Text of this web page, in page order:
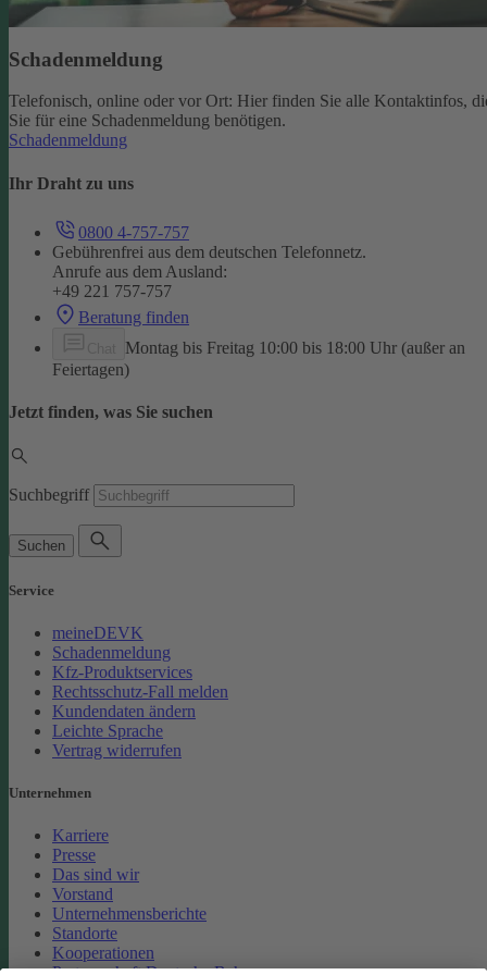
Schadenmeldung
Telefonisch, online oder vor Ort: Hier finden Sie alle Kontaktinfos,
Sie für eine Schadenmeldung benötigen.
Schadenmeldung
Ihr Draht zu uns
0800 4-757-757
Gebührenfrei aus dem deutschen Telefonnetz.
Anrufe aus dem Ausland:
+49 221 757-757
Beratung finden
Montag bis Freitag 10:00 bis 18:00 Uhr (außer an
Feiertagen)
Jetzt finden, was Sie suchen
Suchbegriff
Suchen
Service
meineDEVK
Schadenmeldung
Kfz-Produktservices
Rechtsschutz-Fall melden
Kundendaten ändern
Leichte Sprache
Vertrag widerrufen
Unternehmen
Karriere
Presse
Das sind wir
Vorstand
Unternehmensberichte
Standorte
Kooperationen